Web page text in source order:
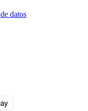
datos